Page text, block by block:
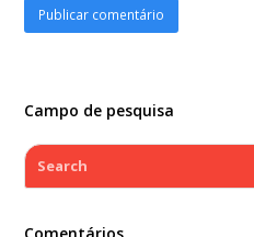
Campo de pesquisa
Search